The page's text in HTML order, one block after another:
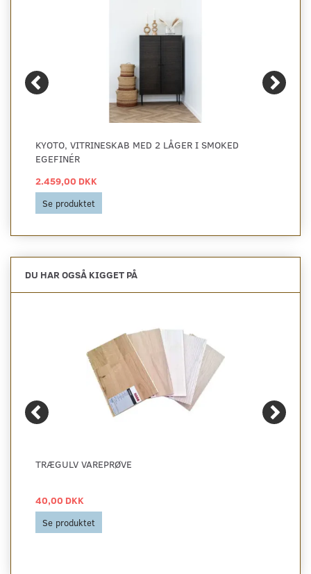
KYOTO, VITRINESKAB MED 2 LÅGER I SMOKED
EGEFINÉR
2.459,00 DKK
Se produktet
DU HAR OGSÅ KIGGET PÅ
TRÆGULV VAREPRØVE
40,00 DKK
Se produktet